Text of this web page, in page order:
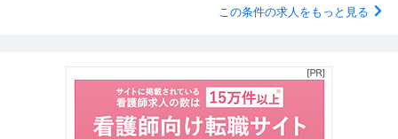
この条件の求人をもっと見る